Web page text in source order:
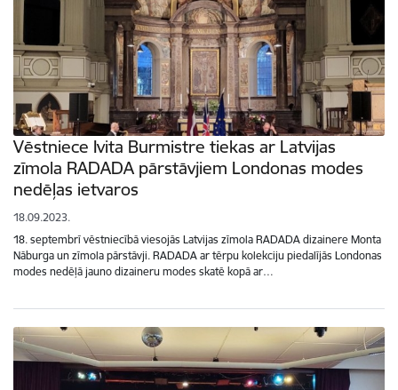
Vēstniece Ivita Burmistre tiekas ar Latvijas
zīmola RADADA pārstāvjiem Londonas modes
nedēļas ietvaros
18.09.2023.
18. septembrī vēstniecībā viesojās Latvijas zīmola RADADA dizainere Monta
Nāburga un zīmola pārstāvji. RADADA ar tērpu kolekciju piedalījās Londonas
modes nedēļā jauno dizaineru modes skatē kopā ar…